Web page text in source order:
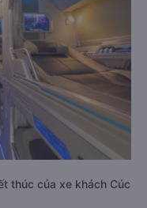
thúc của xe khách Cúc